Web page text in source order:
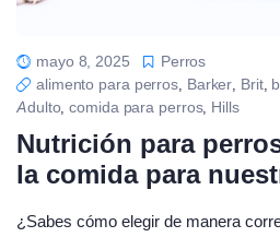
mayo 8, 2025
Perros
alimento para perros Barker Brit,
Adulto,comida para perros, Hills
Nutrición para
la comida para
¿Sabes cómo elegir de manera